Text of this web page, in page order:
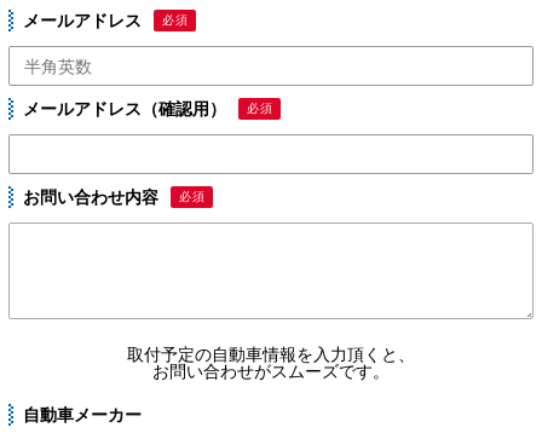
メールアドレス 必須
メールアドレス（確認用） 必須
お問い合わせ内容 必須
取付予定の自動車情報を入力頂くと、
お問い合わせがスムーズです。
自動車メーカー